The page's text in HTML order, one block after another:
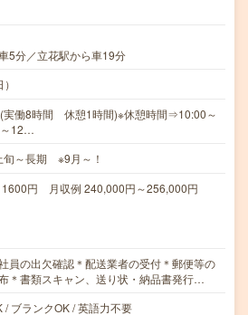
5分／立花駅から車19分
実働8時間 休憩1時間)※休憩時間⇒10:00～
12…
旬～長期 ※9月～！
円 月収例 240,000円～256,000円
員の出欠確認＊配送業者の受付＊郵便等の
＊書類スキャン、送り状・納品書発行…
/ ブランクOK / 英語力不要